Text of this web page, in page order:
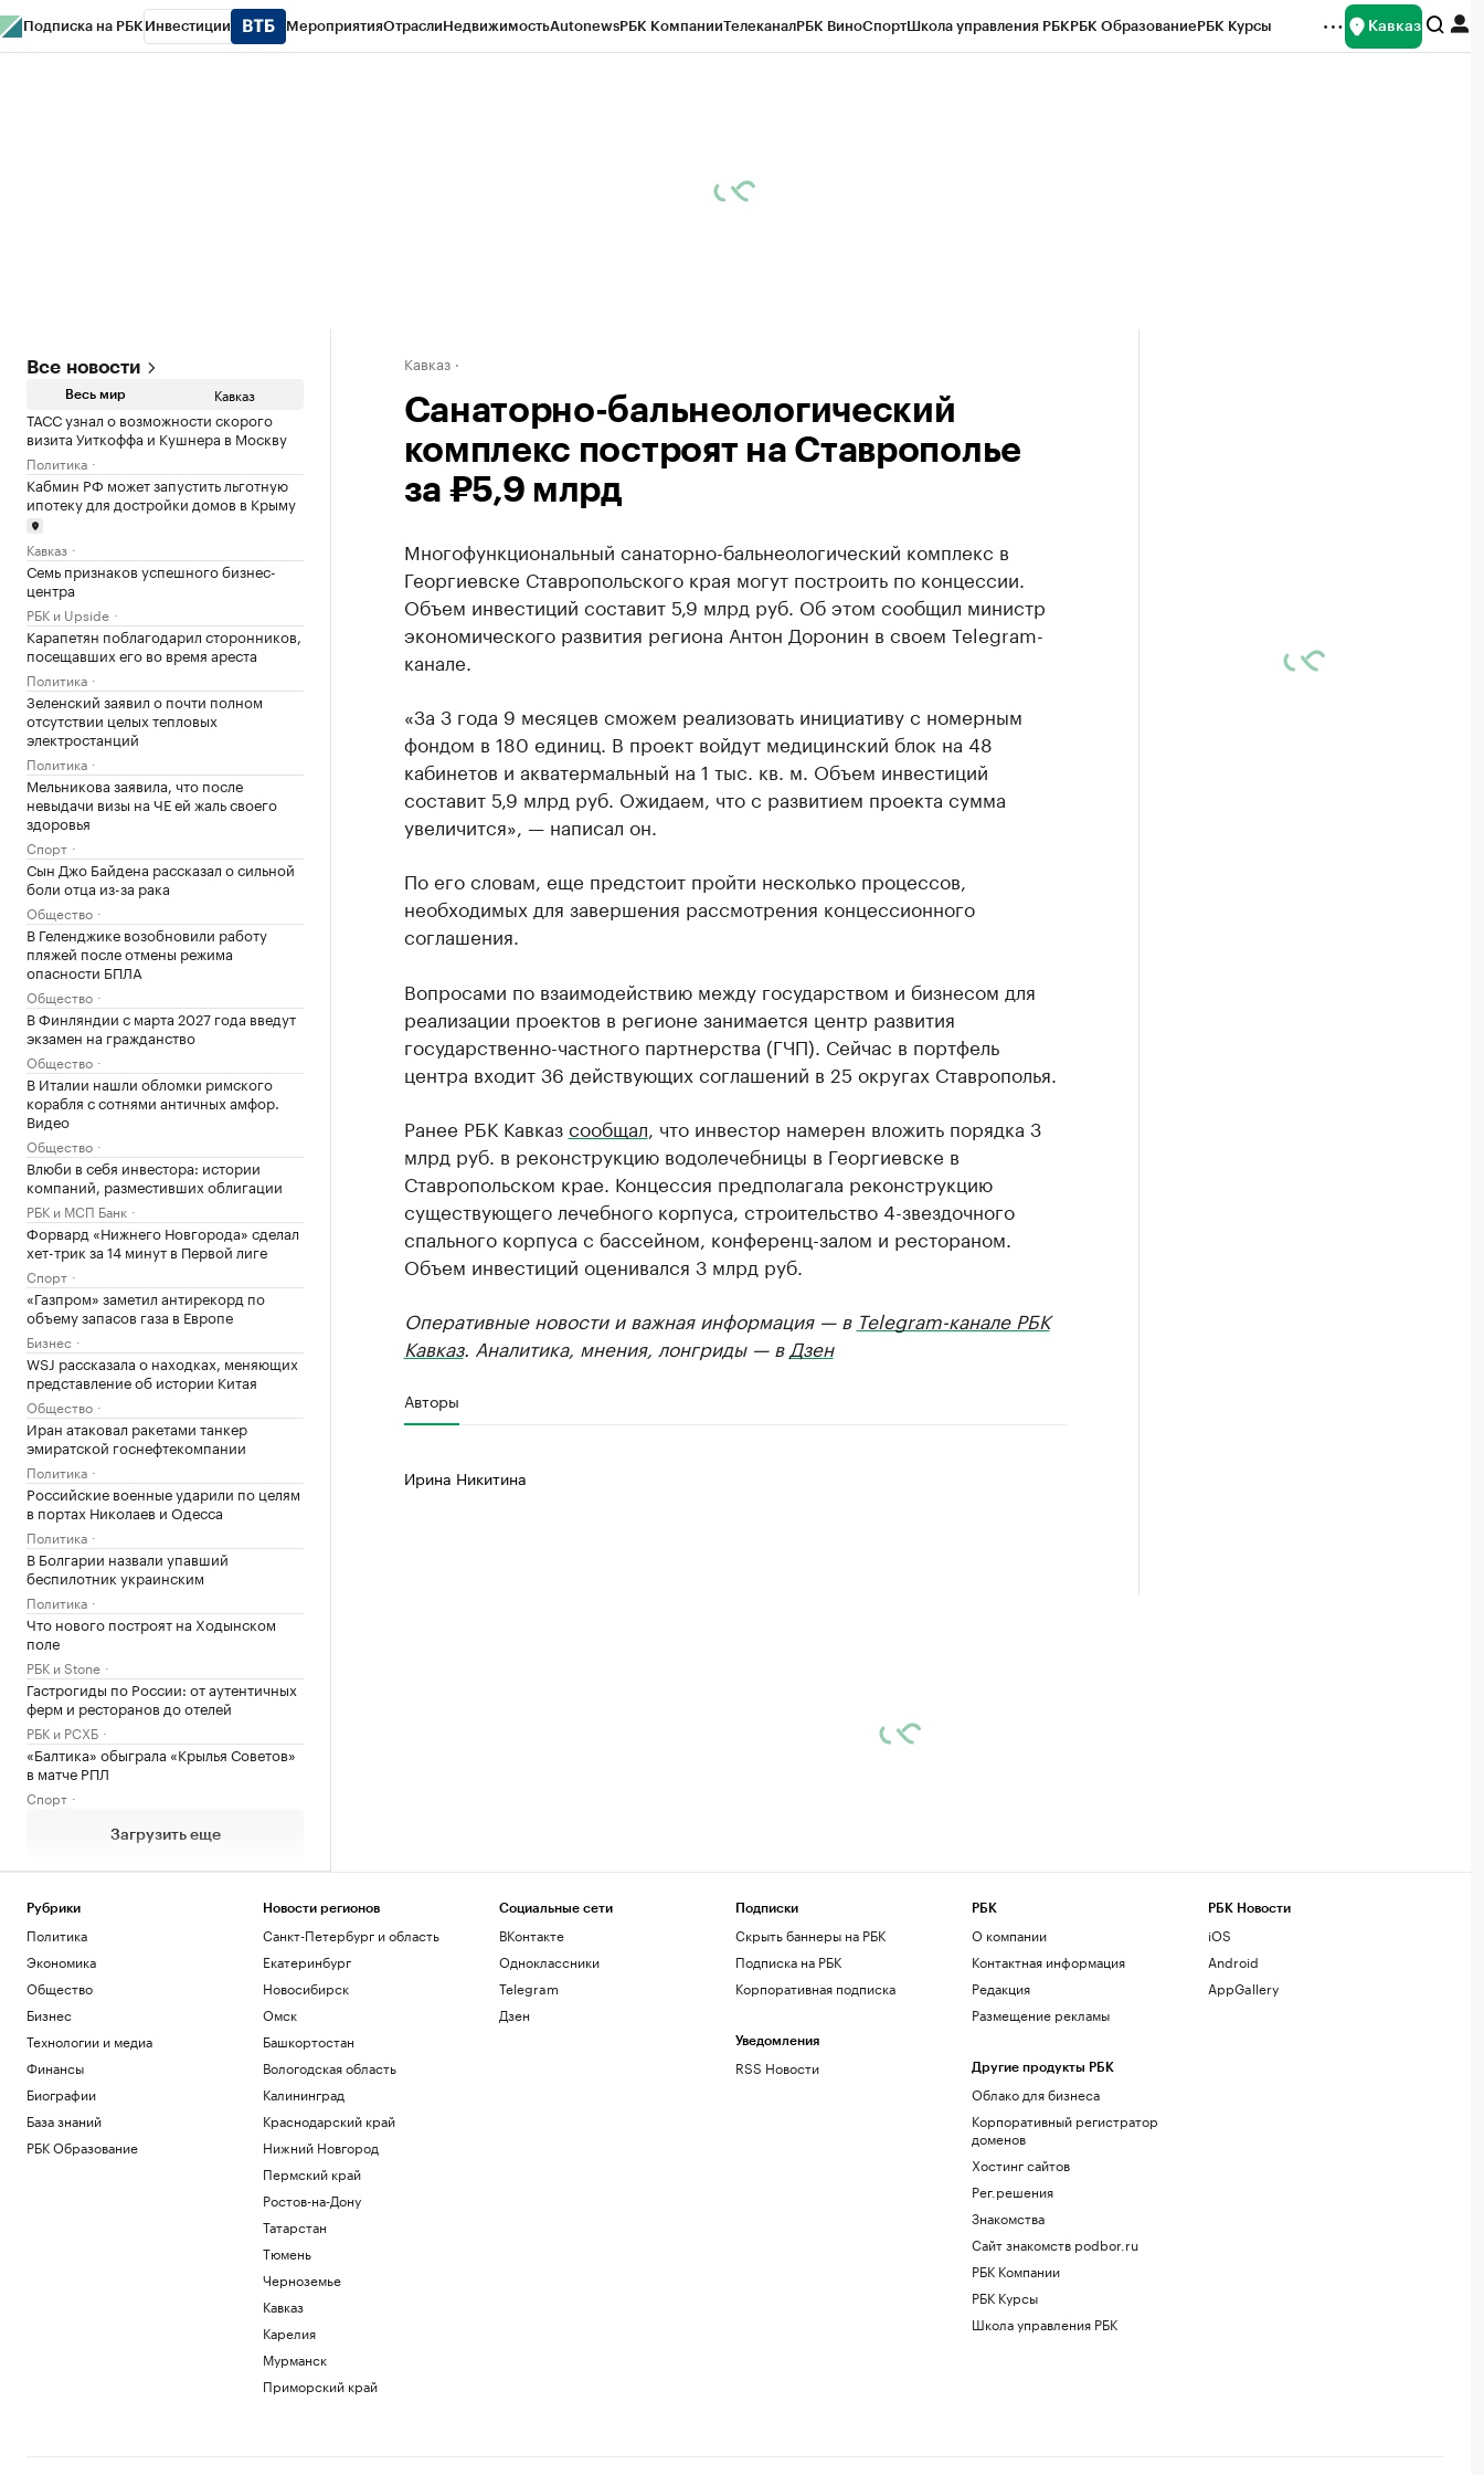
Подписка на РБК Инвестиции МероприятияОтраслиНедвижимостьAutonewsРБК КомпанииТелеканалРБК ВиноСпортШкола управления РБКРБК ОбразованиеРБК Курсы Кавказ
Все новости
Весь мир Кавказ
ТАСС узнал о возможности скорого
визита Уиткоффа и Кушнера в Москву
Политика
Кабмин РФ может запустить льготную
ипотеку для достройки домов в Крыму
Кавказ
Семь признаков успешного бизнес-
центра
РБК и Upside
Карапетян поблагодарил сторонников,
посещавших его во время ареста
Политика
Зеленский заявил о почти полном
отсутствии целых тепловых
электростанций
Политика
Мельникова заявила, что после
невыдачи визы на ЧЕ ей жаль своего
здоровья
Спорт
Сын Джо Байдена рассказал о сильной
боли отца из-за рака
Общество
В Геленджике возобновили работу
пляжей после отмены режима
опасности БПЛА
Общество
В Финляндии с марта 2027 года введут
экзамен на гражданство
Общество
В Италии нашли обломки римского
корабля с сотнями античных амфор.
Видео
Общество
Влюби в себя инвестора: истории
компаний, разместивших облигации
РБК и МСП Банк
Форвард «Нижнего Новгорода» сделал
хет-трик за 14 минут в Первой лиге
Спорт
«Газпром» заметил антирекорд по
объему запасов газа в Европе
Бизнес
WSJ рассказала о находках, меняющих
представление об истории Китая
Общество
Иран атаковал ракетами танкер
эмиратской госнефтекомпании
Политика
Российские военные ударили по целям
в портах Николаев и Одесса
Политика
В Болгарии назвали упавший
беспилотник украинским
Политика
Что нового построят на Ходынском
поле
РБК и Stone
Гастрогиды по России: от аутентичных
ферм и ресторанов до отелей
РБК и РСХБ
«Балтика» обыграла «Крылья Советов»
в матче РПЛ
Спорт
Загрузить еще
Кавказ
Санаторно-бальнеологический
комплекс построят на Ставрополье
за ₽5,9 млрд
Многофункциональный санаторно-бальнеологический комплекс в
Георгиевске Ставропольского края могут построить по концессии.
Объем инвестиций составит 5,9 млрд руб. Об этом сообщил министр
экономического развития региона Антон Доронин в своем Telegram-
канале.
«За 3 года 9 месяцев сможем реализовать инициативу с номерным
фондом в 180 единиц. В проект войдут медицинский блок на 48
кабинетов и акватермальный на 1 тыс. кв. м. Объем инвестиций
составит 5,9 млрд руб. Ожидаем, что с развитием проекта сумма
увеличится», — написал он.
По его словам, еще предстоит пройти несколько процессов,
необходимых для завершения рассмотрения концессионного
соглашения.
Вопросами по взаимодействию между государством и бизнесом для
реализации проектов в регионе занимается центр развития
государственно-частного партнерства (ГЧП). Сейчас в портфель
центра входит 36 действующих соглашений в 25 округах Ставрополья.
Ранее РБК Кавказсообщал , что инвестор намерен вложить порядка 3
млрд руб. в реконструкцию водолечебницы в Георгиевске в
Ставропольском крае. Концессия предполагала реконструкцию
существующего лечебного корпуса, строительство 4-звездочного
спального корпуса с бассейном, конференц-залом и рестораном.
Объем инвестиций оценивался 3 млрд руб.
Оперативные новости и важная информация — в Telegram-канале РБК
Кавказ. Аналитика, мнения, лонгриды — в Дзен
Авторы
Ирина Никитина
Рубрики
Политика
Экономика
Общество
Бизнес
Технологии и медиа
Финансы
Биографии
База знаний
РБК Образование
Новости регионов
Санкт-Петербург и область
Екатеринбург
Новосибирск
Омск
Башкортостан
Вологодская область
Калининград
Краснодарский край
Нижний Новгород
Пермский край
Ростов-на-Дону
Татарстан
Тюмень
Черноземье
Кавказ
Карелия
Мурманск
Приморский край
Социальные сети
ВКонтакте
Одноклассники
Telegram
Дзен
Подписки
Скрыть баннеры на РБК
Подписка на РБК
Корпоративная подписка
Уведомления
RSS Новости
РБК
О компании
Контактная информация
Редакция
Размещение рекламы
Другие продукты РБК
Облако для бизнеса
Корпоративный регистратор
доменов
Хостинг сайтов
Рег.решения
Знакомства
Сайт знакомств podbor.ru
РБК Компании
РБК Курсы
Школа управления РБК
РБК Новости
iOS
Android
AppGallery